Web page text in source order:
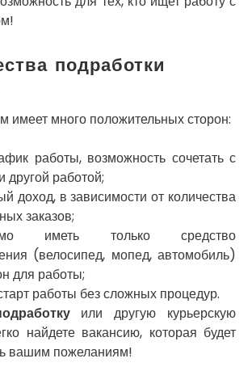
подработки
имеет много положительных сторон:
работы, возможность сочетать с
другой работой;
доход, в зависимости от количества
заказов;
иметь только средство
(велосипед, мопед, автомобиль)
для работы;
работы без сложных процедур.
или другую курьерскую
найдете вакансию, которая будет
вашим пожеланиям!